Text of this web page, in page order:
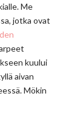
Me
jotka ovat
kuului
aivan
Mökin